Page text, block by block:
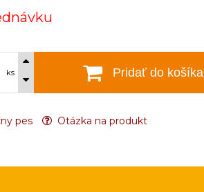
ks Pridať do košíka
pes Otázka na produkt